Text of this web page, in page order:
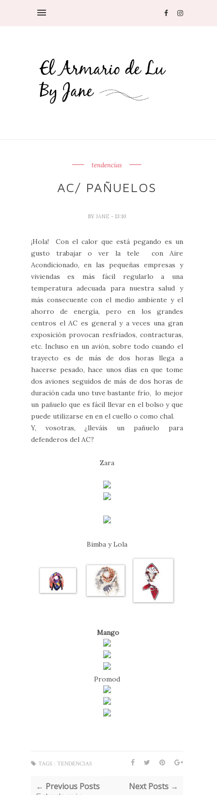
tendencias
AC/ PAÑUELOS
BY JANE - 13:10
¡Hola! Con el calor que está pegando es un
gusto trabajar o ver la tele con Aire
Acondicionado, en las pequeñas empresas y
viviendas es más fácil regularlo a una
temperatura adecuada para nuestra salud y
más consecuente con el medio ambiente y el
ahorro de energía, pero en los grandes
centros el AC es general y a veces una gran
exposición provocan resfriados, contracturas,
etc. Incluso en un avión, sobre todo cuando el
trayecto es de más de dos horas llega a
hacerse pesado, hace unos días en que tome
dos aviones seguidos de más de dos horas de
duración cada uno tuve bastante frío, lo mejor
un pañuelo que es fácil llevar en el bolso y que
puede utilizarse en en el cuello o como chal.
Y, vosotras, ¿lleváis un pañuelo para
defenderos del AC?
Zara
Bimba y Lola
Mango
Promod
TAGS : TENDENCIAS
← Previous Posts Next Posts →